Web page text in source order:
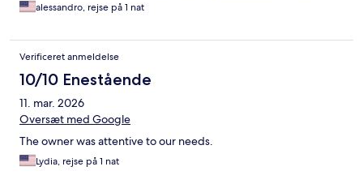
alessandro, rejse på 1 nat
Verificeret anmeldelse
10/10 Enestående
11. mar. 2026
Oversæt med Google
The owner was attentive to our needs.
Lydia, rejse på 1 nat